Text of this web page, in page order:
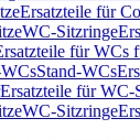
Ersatzteile für
WC-Sitzringe
für WCs
Stand-WCs
Ersatzteile für
WC-Sitzringe